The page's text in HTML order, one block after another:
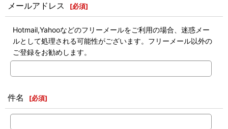
メールアドレス [必須]
Hotmail,Yahooなどのフリーメールをご利用の場合、迷惑メー
ルとして処理される可能性がございます。フリーメール以外の
ご登録をお勧めします。
件名 [必須]